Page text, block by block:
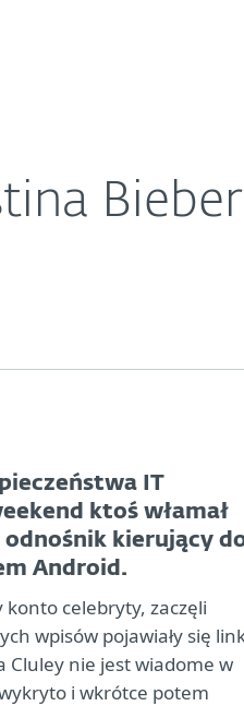
IT
ktoś włamał
kierujący
Android.
celebryty, zaczęli
wpisów pojawiały się
Cluley nie jest wiadome w
i wkrótce potem